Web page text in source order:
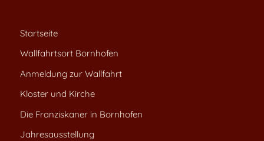
Startseite
Wallfahrtsort Bornhofen
Anmeldung zur Wallfahrt
Kloster und Kirche
Die Franziskaner in Bornhofen
Jahresausstellung